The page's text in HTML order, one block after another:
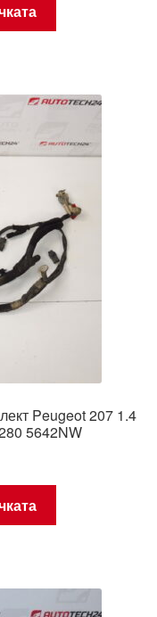
Peugeot 207 1.4
5642NW